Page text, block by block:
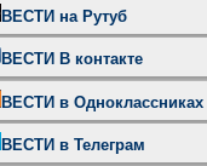
ВЕСТИ на Рутуб
ВЕСТИ В контакте
ВЕСТИ в Одноклассниках
ВЕСТИ в Телеграм